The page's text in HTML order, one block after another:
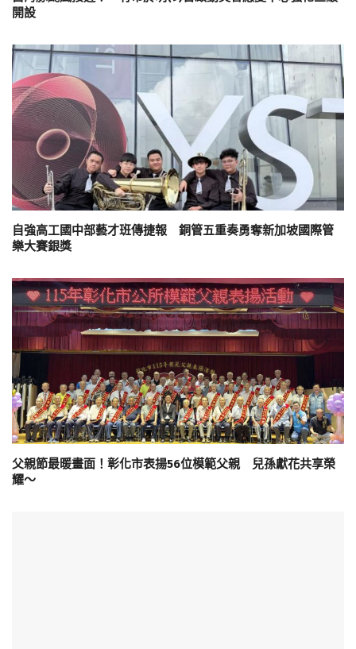
開設
自強高工國中部藝才班傳捷報 銅管五重奏勇奪新加坡國際管
樂大賽銀獎
父親節最暖畫面！彰化市表揚56位模範父親 兒孫獻花共享榮
耀～